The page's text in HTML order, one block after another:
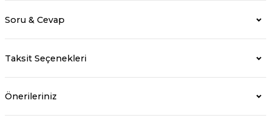
Soru & Cevap
Taksit Seçenekleri
Önerileriniz